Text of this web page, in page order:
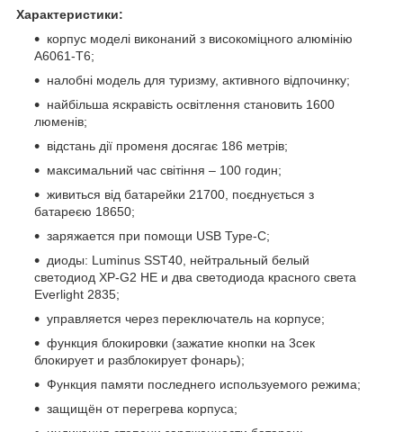
Характеристики:
корпус моделі виконаний з високоміцного алюмінію
А6061-Т6;
налобні модель для туризму, активного відпочинку;
найбільша яскравість освітлення становить 1600
люменів;
відстань дії променя досягає 186 метрів;
максимальний час світіння – 100 годин;
живиться від батарейки 21700, поєднується з
батареєю 18650;
заряжается при помощи USB Type-C;
диоды: Luminus SST40, нейтральный белый
светодиод XP-G2 HE и два светодиода красного света
Everlight 2835;
управляется через переключатель на корпусе;
функция блокировки (зажатие кнопки на 3сек
блокирует и разблокирует фонарь);
Функция памяти последнего используемого режима;
защищён от перегрева корпуса;